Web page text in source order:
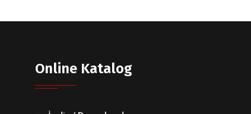
Online Katalog